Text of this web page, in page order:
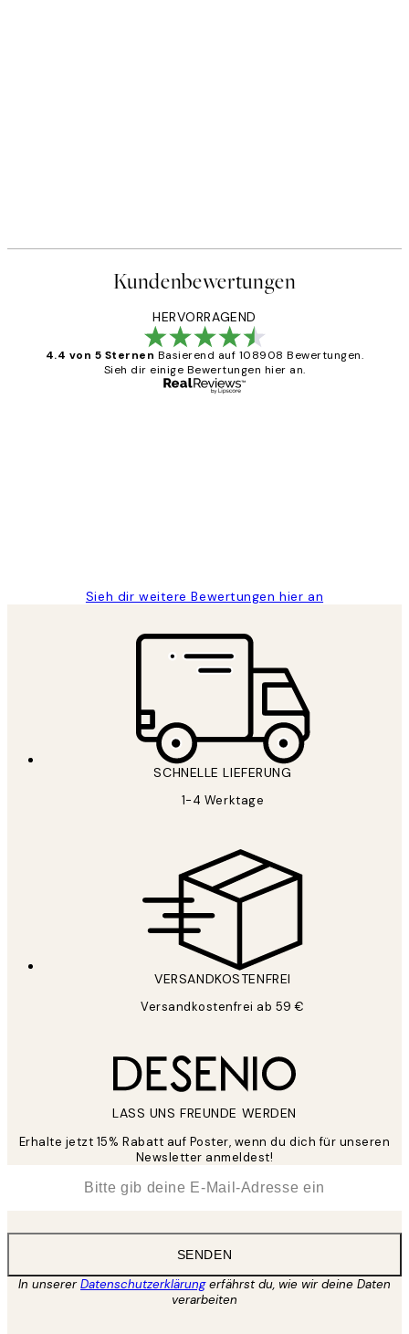
Kundenbewertungen
HERVORRAGEND
4.4 von 5 Sternen Basierend auf 108908 Bewertungen.
Sieh dir einige Bewertungen hier an.
Sieh dir weitere Bewertungen hier an
SCHNELLE LIEFERUNG
1-4 Werktage
VERSANDKOSTENFREI
Versandkostenfrei ab 59 €
LASS UNS FREUNDE WERDEN
Erhalte jetzt 15% Rabatt auf Poster, wenn du dich für unseren
Newsletter anmeldest!
SENDEN
In unsererDatenschutzerklärungerfährst du, wie wir deine Daten
verarbeiten